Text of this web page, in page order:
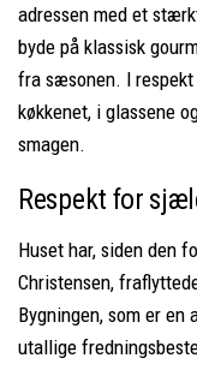
adressen med et
byde på klassisk
fra sæsonen. I
køkkenet, i glassene
smagen.
Respekt for
Huset har, siden den
Christensen,
Bygningen, som er
utallige